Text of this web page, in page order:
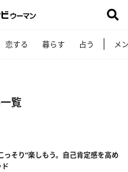
恋する 暮らす 占う メ
覧
っそり”楽しもう。自己肯定感を高め